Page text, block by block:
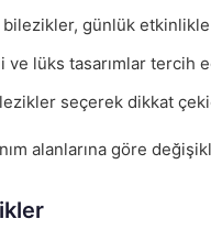
bilezikler, günlük
ve lüks tasarımlar tercih
seçerek dikkat
alanlarına göre